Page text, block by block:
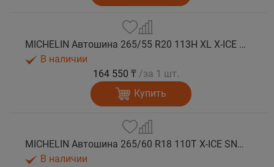
MICHELIN Автошина 265/55 R20 113H XL X-ICE SNOW SUV зима
В наличии
164 550 ₸ /за 1 шт.
Купить
MICHELIN Автошина 265/60 R18 110T X-ICE SNOW SUV зима
В наличии